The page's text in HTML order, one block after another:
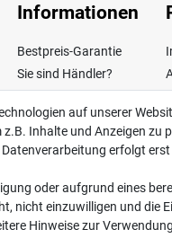
Informationen
Bestpreis-Garantie
Sie sind Händler?
Lieferinformationen
ggf. zzgl.
by
auf unserer
z.B. Inhalte und Anzeigen
erfolgt
oder aufgrund eines
nicht einzuwilligen und
Hinweise zur